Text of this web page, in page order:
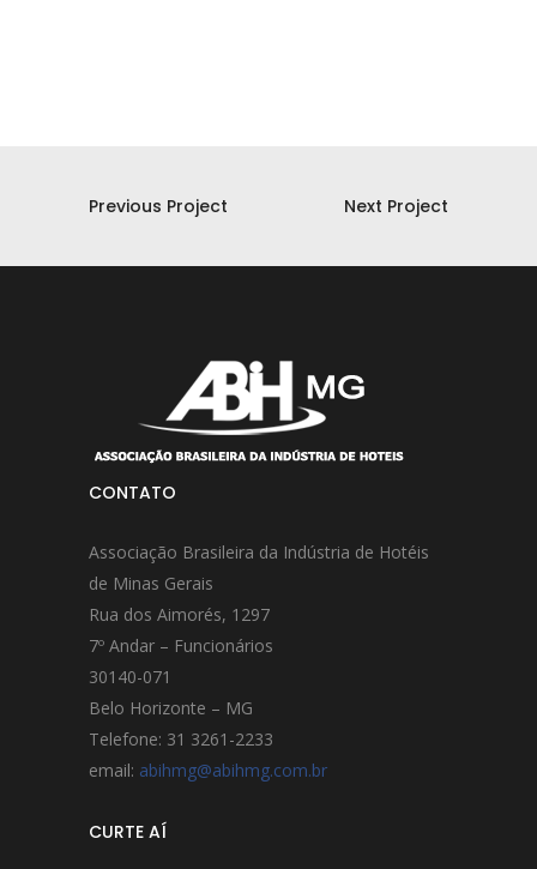
Previous Project Next Project
CONTATO
Associação Brasileira da Indústria de Hotéis
de Minas Gerais
Rua dos Aimorés, 1297
7º Andar – Funcionários
30140-071
Belo Horizonte – MG
Telefone: 31 3261-2233
email: abihmg@abihmg.com.br
CURTE AÍ